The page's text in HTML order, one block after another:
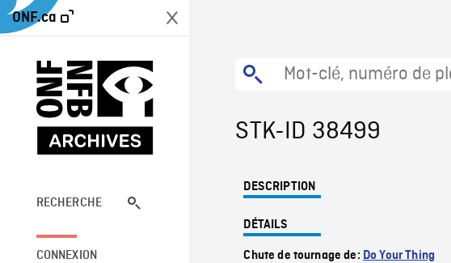
ONF.ca
RECHERCHE
CONNEXION
STK-ID 38499
DESCRIPTION
DÉTAILS
Chute de tournage de: Do Your Thing